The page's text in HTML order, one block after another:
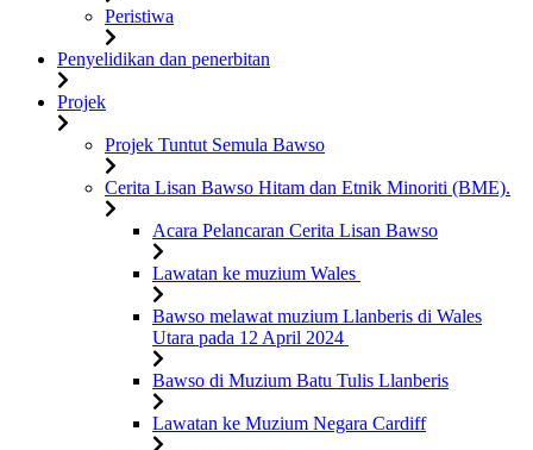
Peristiwa
Penyelidikan dan penerbitan
Projek
Projek Tuntut Semula Bawso
Cerita Lisan Bawso Hitam dan Etnik Minoriti (BME).
Acara Pelancaran Cerita Lisan Bawso
Lawatan ke muzium Wales
Bawso melawat muzium Llanberis di Wales
Utara pada 12 April 2024
Bawso di Muzium Batu Tulis Llanberis
Lawatan ke Muzium Negara Cardiff